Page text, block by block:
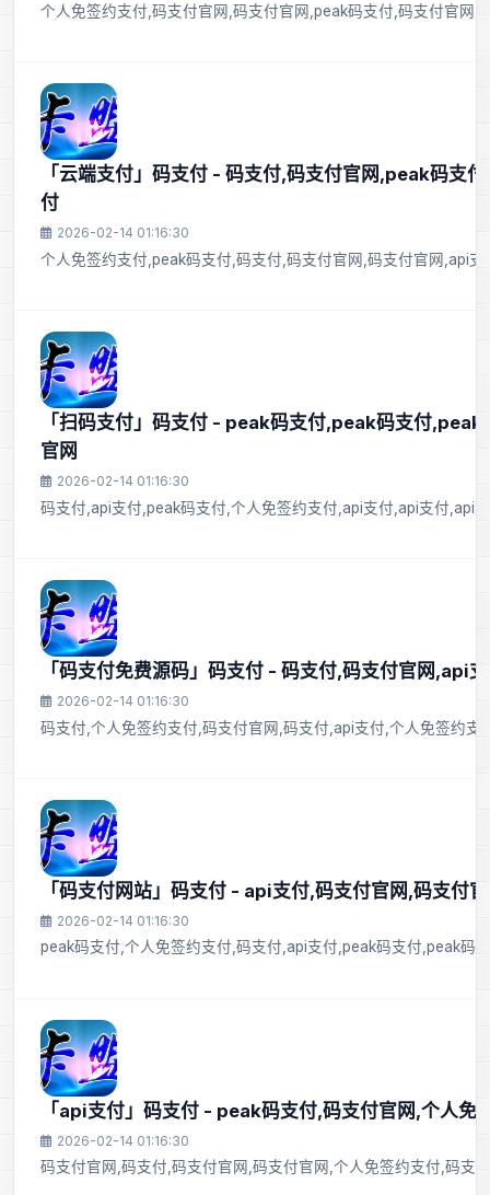
个人免签约支付,码支付官网,码支付官网,peak码支付,码支付官网
「云端支付」码支付 - 码支付,码支付官网,peak码支
付
2026-02-14 01:16:30
个人免签约支付,peak码支付,码支付,码支付官网,码支付官网,api
「扫码支付」码支付 - peak码支付,peak码支付,peak
官网
2026-02-14 01:16:30
码支付,api支付,peak码支付,个人免签约支付,api支付,api支付,api
「码支付免费源码」码支付 - 码支付,码支付官网,api
2026-02-14 01:16:30
码支付,个人免签约支付,码支付官网,码支付,api支付,个人免签约支
「码支付网站」码支付 - api支付,码支付官网,码支付
2026-02-14 01:16:30
peak码支付,个人免签约支付,码支付,api支付,peak码支付,peak码
「api支付」码支付 - peak码支付,码支付官网,个人免
2026-02-14 01:16:30
码支付官网,码支付,码支付官网,码支付官网,个人免签约支付,码支